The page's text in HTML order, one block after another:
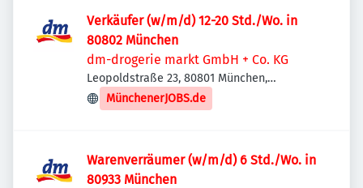
Verkäufer (w/m/d) 12-20 Std./Wo. in
80802 München
dm-drogerie markt GmbH + Co. KG
Leopoldstraße 23, 80801 München,
Deutschland
MünchenerJOBS.de
Warenverräumer (w/m/d) 6 Std./Wo. in
80933 München